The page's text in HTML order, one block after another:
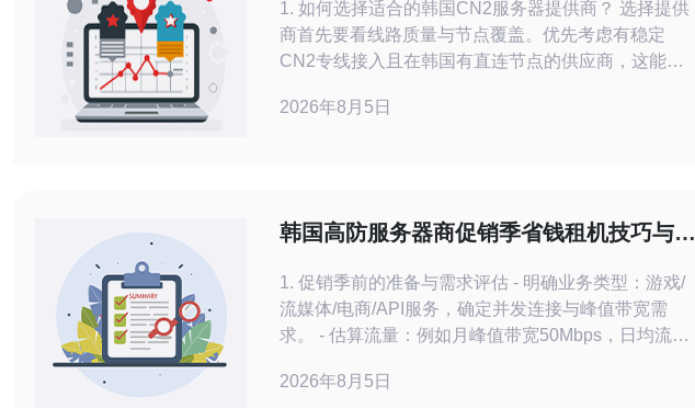
1. 如何选择适合的韩国CN2服务器提供商？ 选择提供
商首先要看线路质量与节点覆盖。优先考虑有稳定
CN2专线接入且在韩国有直连节点的供应商，这能保
或共享）、峰值与承诺带宽、路由策略、以及BGP多
2026年8月5日
韩国高防服务器商促销季省钱租机技巧与性
1. 促销季前的准备与需求评估 - 明确业务类型：游戏/
流媒体/电商/API服务，确定并发连接与峰值带宽需
求。 - 估算流量：例如月峰值带宽50Mbps，日均流量
防护，游戏与交易系统建议50Gbps以上。 - 性能基
2026年8月5日